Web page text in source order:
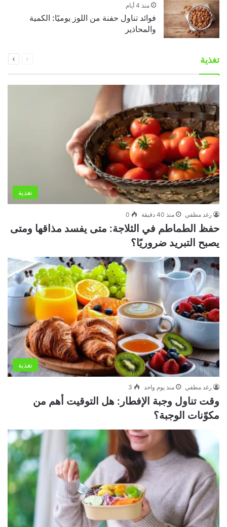
منذ 4 أيام
فوائد تناول حفنة من اللوز يوميًا: الكمية
والمحاذير
تغذية الصفحةالصفحة
تغذية
رغد مطفي منذ 40 دقيقة 0
حفظ الطماطم في الثلاجة: متى يفسد مذاقها ومتى
يصبح التبريد ضروريًا؟
تغذية
رغد مطفي منذ يوم واحد 3
وقت تناول وجبة الإفطار: هل التوقيت أهم من
مكوّنات الوجبة؟